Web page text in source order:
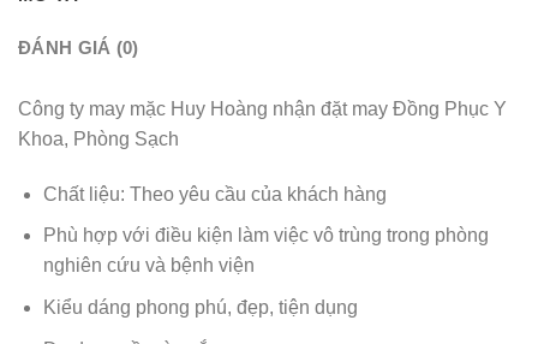
ĐÁNH GIÁ (0)
Công ty may mặc Huy Hoàng nhận đặt may Đồng Phục Y
Khoa, Phòng Sạch
Chất liệu: Theo yêu cầu của khách hàng
Phù hợp với điều kiện làm việc vô trùng trong phòng
nghiên cứu và bệnh viện
Kiểu dáng phong phú, đẹp, tiện dụng